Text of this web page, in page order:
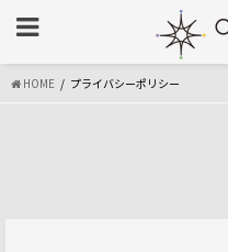
HOME プライバシーポリシー